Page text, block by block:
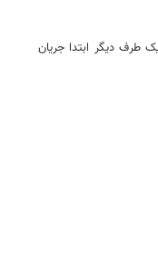
طرف دیگر ابتدا جریان